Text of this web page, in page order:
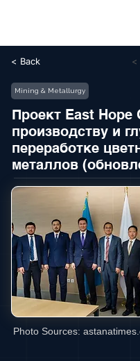
< Back <
Mining & Metallurgy
Проект East Hope
производству и
переработке
металлов
Photo Sources: